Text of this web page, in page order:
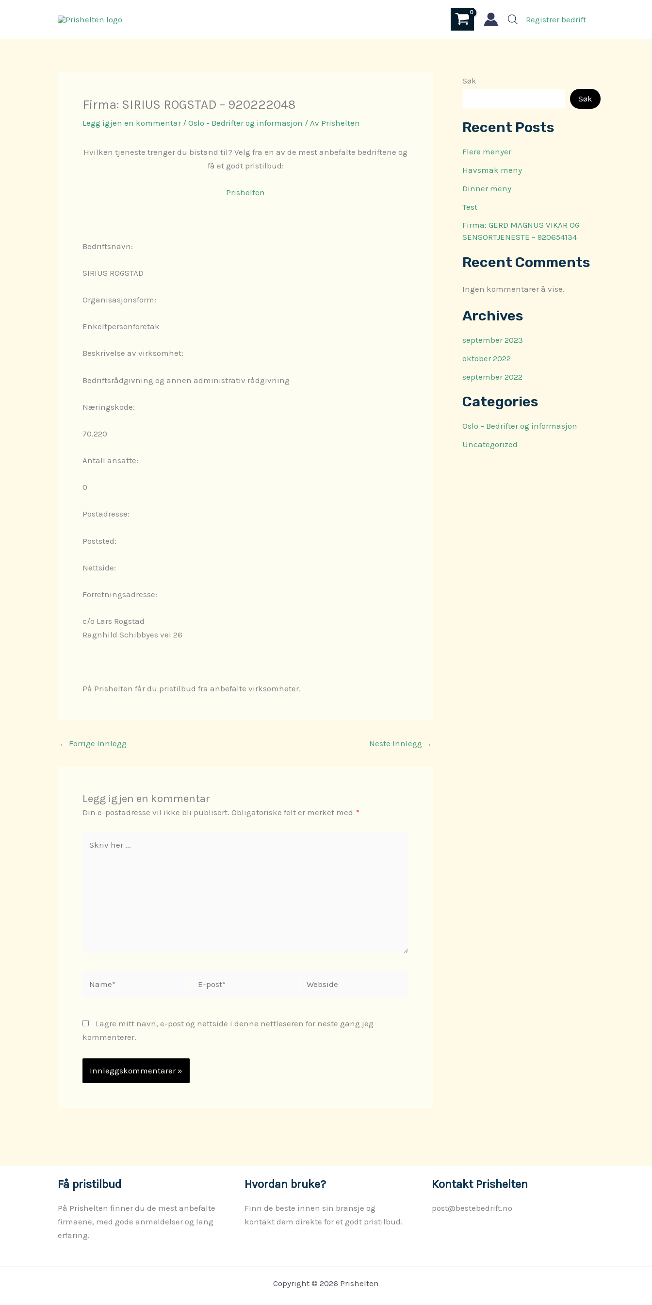
Registrer bedrift
Firma: SIRIUS ROGSTAD – 920222048
Legg igjen en kommentar / Oslo - Bedrifter og informasjon / Av Prishelten
Hvilken tjeneste trenger du bistand til? Velg fra en av de mest anbefalte bedriftene og
få et godt pristilbud:
Prishelten
Bedriftsnavn:
SIRIUS ROGSTAD
Organisasjonsform:
Enkeltpersonforetak
Beskrivelse av virksomhet:
Bedriftsrådgivning og annen administrativ rådgivning
Næringskode:
70.220
Antall ansatte:
0
Postadresse:
Poststed:
Nettside:
Forretningsadresse:
c/o Lars Rogstad
Ragnhild Schibbyes vei 26
På Prishelten får du pristilbud fra anbefalte virksomheter.
← Forrige Innlegg Neste Innlegg →
Legg igjen en kommentar
Din e-postadresse vil ikke bli publisert. Obligatoriske felt er merket med *
post*
Lagre mitt navn, e-post og nettside i denne nettleseren for neste gang jeg
kommenterer.
Søk
Søk
Recent Posts
Flere menyer
Havsmak meny
Dinner meny
Test
Firma: GERD MAGNUS VIKAR OG
SENSORTJENESTE – 920654134
Recent Comments
Ingen kommentarer å vise.
Archives
september 2023
oktober 2022
september 2022
Categories
Oslo – Bedrifter og informasjon
Uncategorized
Få pristilbud
På Prishelten finner du de mest anbefalte
firmaene, med gode anmeldelser og lang
erfaring.
Hvordan bruke?
Finn de beste innen sin bransje og
kontakt dem direkte for et godt pristilbud.
Kontakt Prishelten
post@bestebedrift.no
Copyright © 2026 Prishelten